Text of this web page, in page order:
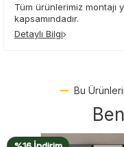
Tüm ürünlerimiz montajı
kapsamındadır.
Detaylı Bilgi
Bu